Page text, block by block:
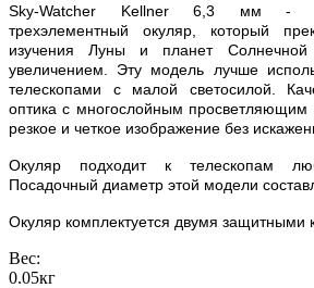
Sky-Watcher Kellner 6,3 мм -
трехэлементный окуляр, который
изучения Луны и планет
увеличением. Эту модель лучше
телескопами с малой светосилой.
оптика с многослойным
резкое и четкое изображение без
Окуляр подходит к телескопам
Посадочный диаметр этой модели
Окуляр комплектуется двумя защитными
Вес:
0.05кг